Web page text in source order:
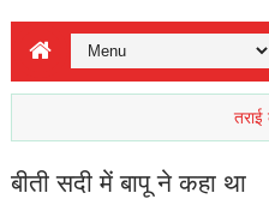
तराई के
बीती सदी में बापू ने कहा था